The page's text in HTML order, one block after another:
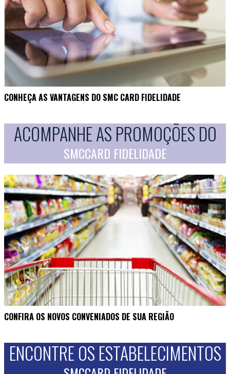
CONHEÇA AS VANTAGENS DO SMC CARD FIDELIDADE
ACOMPANHE AS PROMOÇÕES DO
SMCCARD FIDELIDADE
CONFIRA OS NOVOS CONVENIADOS DE SUA REGIÃO
ENCONTRE OS ESTABELECIMENTOS